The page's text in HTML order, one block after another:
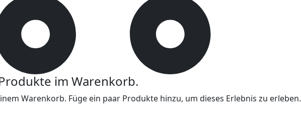
im Warenkorb.
Warenkorb. Füge ein paar Produkte hinzu, um dieses Erlebnis zu erleben.